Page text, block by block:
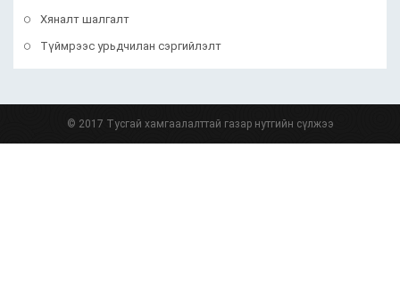
Хяналт шалгалт
Түймрээс урьдчилан сэргийлэлт
© 2017 Тусгай хамгаалалттай газар нутгийн сүлжээ